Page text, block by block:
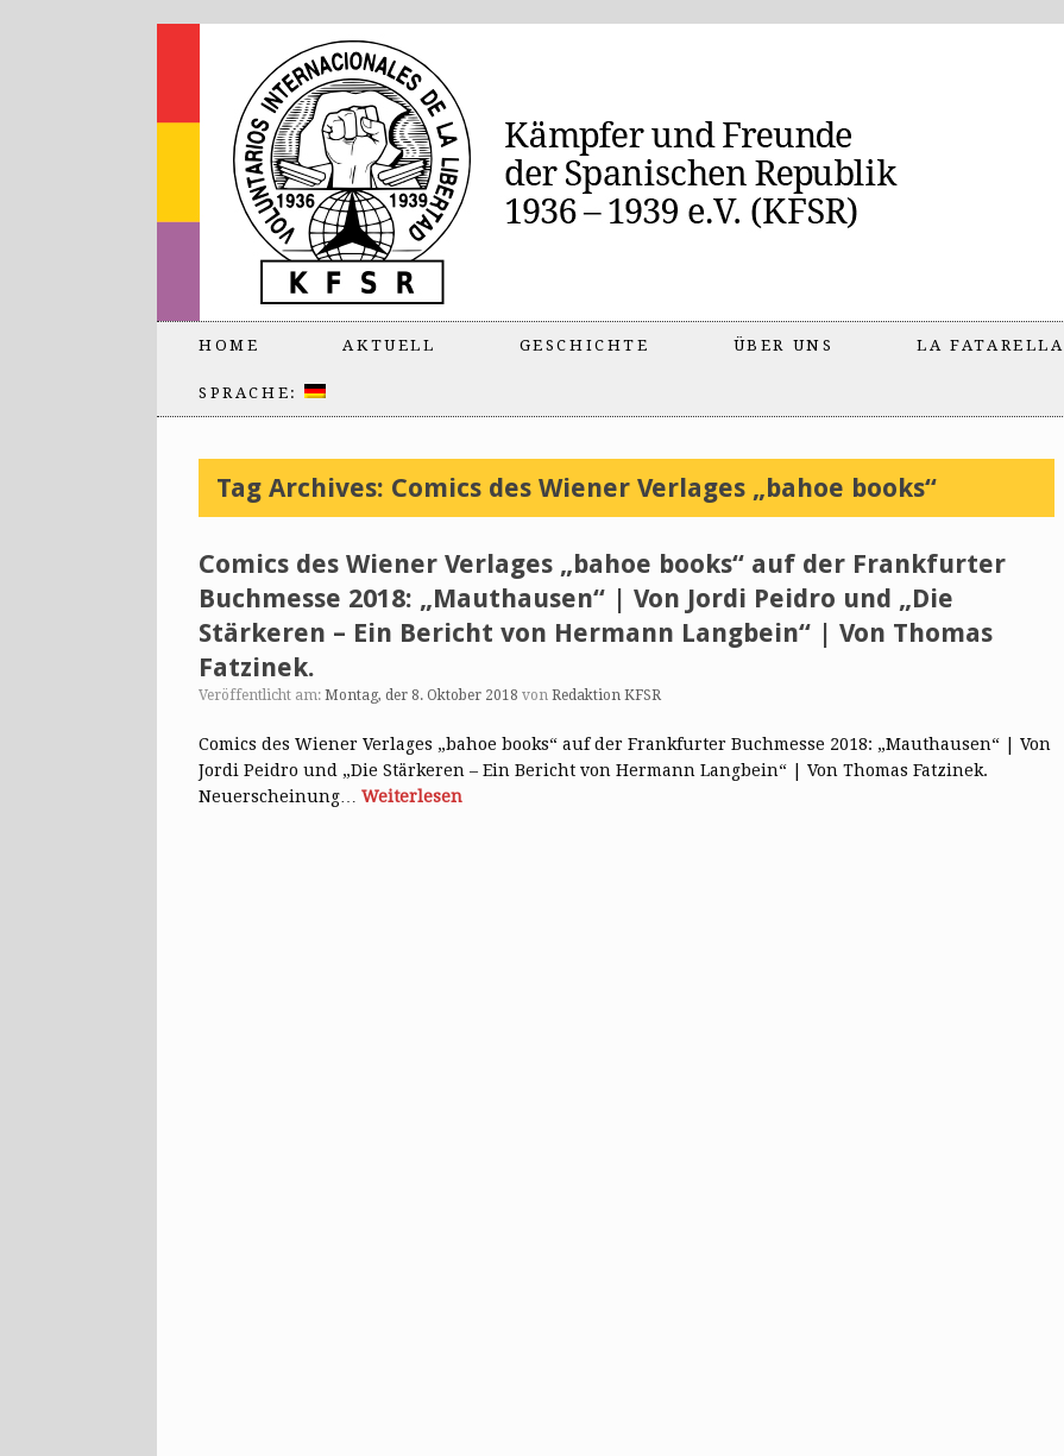
HOME AKTUELL GESCHICHTE ÜBER UNS LA FATARELLA
SPRACHE:
Tag Archives: Comics des Wiener Verlages „bahoe books“
Comics des Wiener Verlages „bahoe books“ auf der Frankfurter
Buchmesse 2018: „Mauthausen“ | Von Jordi Peidro und „Die
Stärkeren – Ein Bericht von Hermann Langbein“ | Von Thomas
Fatzinek.
Veröffentlicht am: Montag, der 8. Oktober 2018 von Redaktion KFSR
Comics des Wiener Verlages „bahoe books“ auf der Frankfurter Buchmesse 2018: „Mauthausen“ | Von
Jordi Peidro und „Die Stärkeren – Ein Bericht von Hermann Langbein“ | Von Thomas Fatzinek.
Neuerscheinung… Weiterlesen